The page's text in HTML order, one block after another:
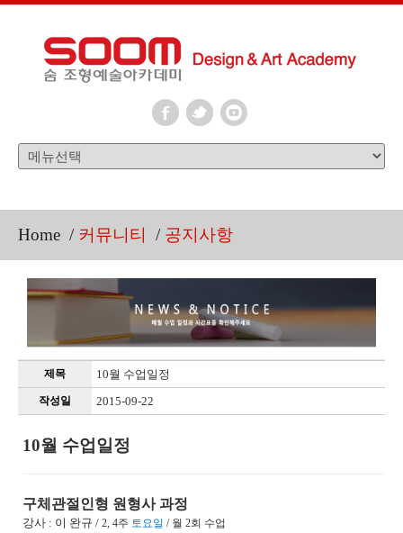
Home / 커뮤니티 / 공지사항
제목 10월 수업일정
작성일 2015-09-22
10월 수업일정
구체관절인형 원형사 과정
강사 : 이 완규 / 2, 4주 토요일 / 월 2회 수업